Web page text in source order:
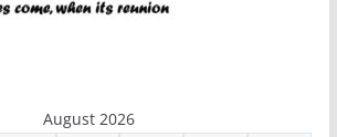
August 2026